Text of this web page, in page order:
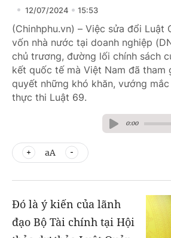
12/07/2024 15:53
(Chinhphu.vn) – Việc sửa đổi Luật
vốn nhà nước tại doanh nghiệp
chủ trương, đường lối chính sách
kết quốc tế mà Việt Nam đã tham
quyết những khó khăn, vướng
thực thi Luật 69.
0:00
aA
Đó là ý kiến của lãnh
đạo Bộ Tài chính tại Hội